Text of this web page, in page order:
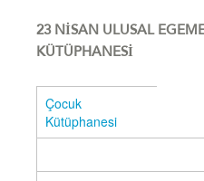
23 NİSAN ULUSAL
KÜTÜPHANESİ
Çocuk
Kütüphanesi